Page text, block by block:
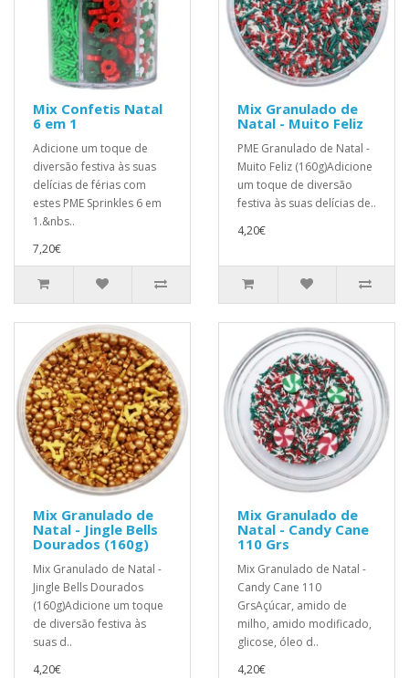
Mix Confetis Natal
6 em 1
Adicione um toque de
diversão festiva às suas
delícias de férias com
estes PME Sprinkles 6 em
1.&nbs..
7,20€
Mix Granulado de
Natal - Muito Feliz
PME Granulado de Natal -
Muito Feliz (160g)Adicione
um toque de diversão
festiva às suas delícias de..
4,20€
Mix Granulado de
Natal - Jingle Bells
Dourados (160g)
Mix Granulado de Natal -
Jingle Bells Dourados
(160g)Adicione um toque
de diversão festiva às
suas d..
4,20€
Mix Granulado de
Natal - Candy Cane
110 Grs
Mix Granulado de Natal -
Candy Cane 110
GrsAçúcar, amido de
milho, amido modificado,
glicose, óleo d..
4,20€